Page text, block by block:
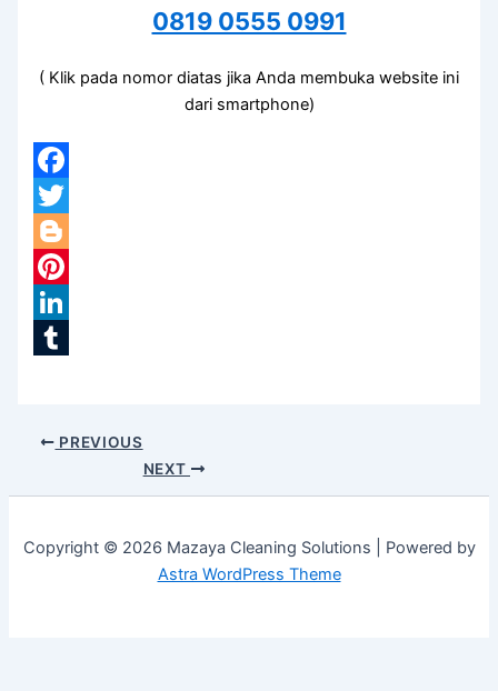
0819 0555 0991
( Klik pada nomor diatas jika Anda membuka website ini
dari smartphone)
Facebook
Twitter
Blogger
Pinterest
LinkedIn
PREVIOUS
NEXT
Copyright © 2026 Mazaya Cleaning Solutions | Powered by
Astra WordPress Theme